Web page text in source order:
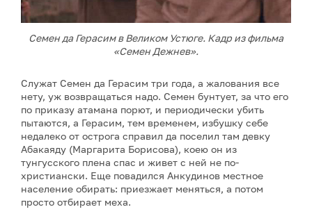
Семен да Герасим в Великом Устюге. Кадр из фильма
«Семен Дежнев».
Служат Семен да Герасим три года, а жалования все
нету, уж возвращаться надо. Семен бунтует, за что его
по приказу атамана порют, и периодически убить
пытаются, а Герасим, тем временем, избушку себе
недалеко от острога справил да поселил там девку
Абакаяду (Маргарита Борисова), коею он из
тунгусского плена спас и живет с ней не по-
христиански. Еще повадился Анкудинов местное
население обирать: приезжает меняться, а потом
просто отбирает меха.